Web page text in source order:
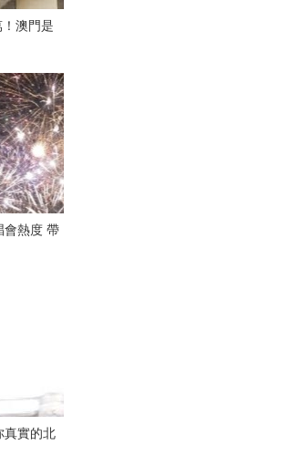
澳門是
熱度 帶
真實的北